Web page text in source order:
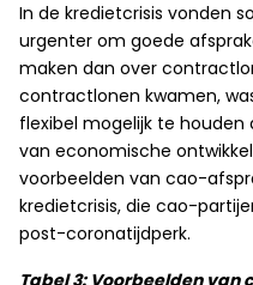
In de kredietcrisis vonden
urgenter om goede
maken dan over
contractlonen kwamen,
flexibel mogelijk te houden
van economische
voorbeelden van cao-
kredietcrisis, die cao-
post-coronatijdperk.
Tabel 3: Voorbeelden